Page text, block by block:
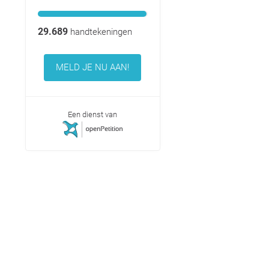
29.689handtekeningen
MELD JE NU AAN!
Een dienst van